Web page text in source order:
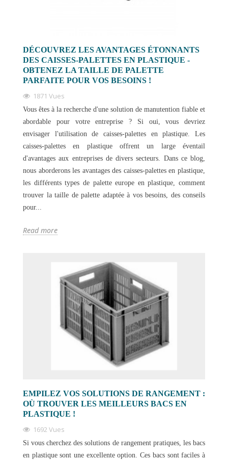
DÉCOUVREZ LES AVANTAGES ÉTONNANTS
DES CAISSES-PALETTES EN PLASTIQUE -
OBTENEZ LA TAILLE DE PALETTE
PARFAITE POUR VOS BESOINS !
1871 Vues
Vous êtes à la recherche d'une solution de manutention fiable et
abordable pour votre entreprise ? Si oui, vous devriez
envisager l'utilisation de caisses-palettes en plastique. Les
caisses-palettes en plastique offrent un large éventail
d'avantages aux entreprises de divers secteurs. Dans ce blog,
nous aborderons les avantages des caisses-palettes en plastique,
les différents types de palette europe en plastique, comment
trouver la taille de palette adaptée à vos besoins, des conseils
pour...
Read more
EMPILEZ VOS SOLUTIONS DE RANGEMENT :
OÙ TROUVER LES MEILLEURS BACS EN
PLASTIQUE !
1692 Vues
Si vous cherchez des solutions de rangement pratiques, les bacs
en plastique sont une excellente option. Ces bacs sont faciles à